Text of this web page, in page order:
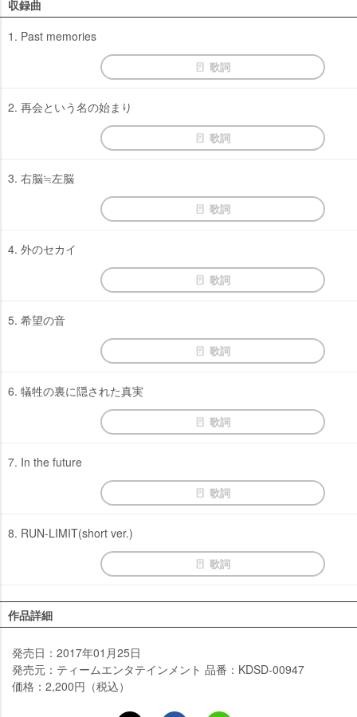
収録曲
1. Past memories
歌詞
2. 再会という名の始まり
歌詞
3. 右脳≒左脳
歌詞
4. 外のセカイ
歌詞
5. 希望の音
歌詞
6. 犠牲の裏に隠された真実
歌詞
7. In the future
歌詞
8. RUN-LIMIT(short ver.)
歌詞
作品詳細
発売日：2017年01月25日
発売元：ティームエンタテインメント 品番：KDSD-00947
価格：2,200円（税込）